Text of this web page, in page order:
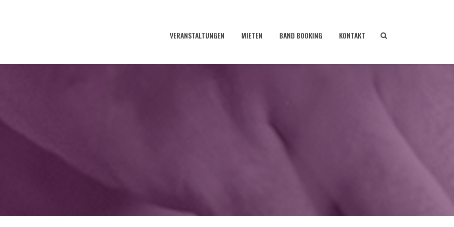
VERANSTALTUNGEN MIETEN BAND BOOKING KONTAKT